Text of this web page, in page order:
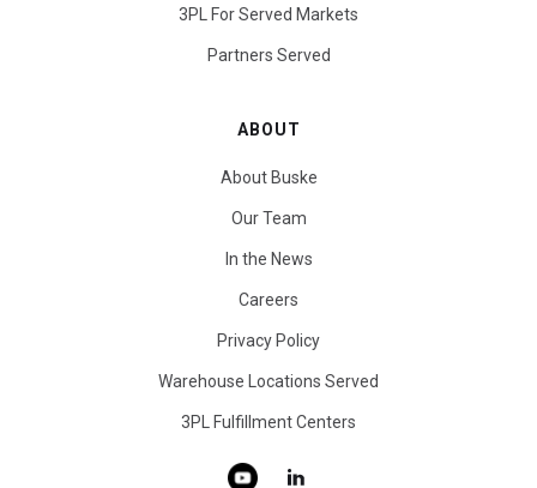
3PL For Served Markets
Partners Served
ABOUT
About Buske
Our Team
In the News
Careers
Privacy Policy
Warehouse Locations Served
3PL Fulfillment Centers